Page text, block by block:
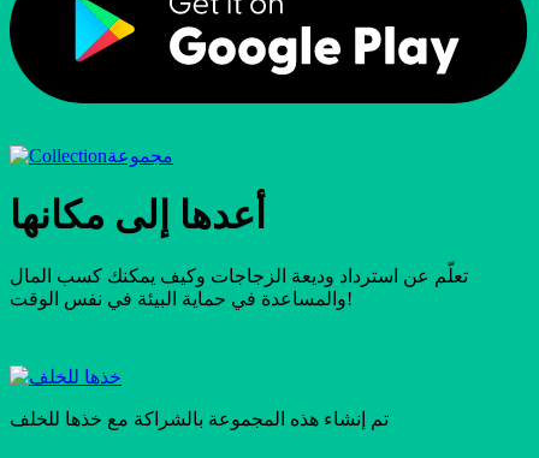
مجموعة
أعدها إلى مكانها
تعلّم عن استرداد وديعة الزجاجات وكيف يمكنك كسب المال
والمساعدة في حماية البيئة في نفس الوقت!
تم إنشاء هذه المجموعة بالشراكة مع خذها للخلف